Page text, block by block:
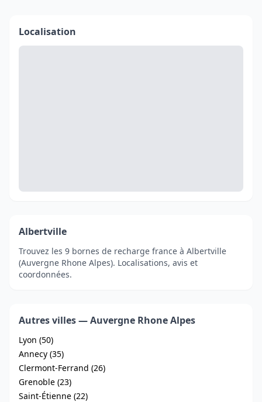
Localisation
Albertville
Trouvez les 9 bornes de recharge france à Albertville
(Auvergne Rhone Alpes). Localisations, avis et
coordonnées.
Autres villes — Auvergne Rhone Alpes
Lyon (50)
Annecy (35)
Clermont-Ferrand (26)
Grenoble (23)
Saint-Étienne (22)